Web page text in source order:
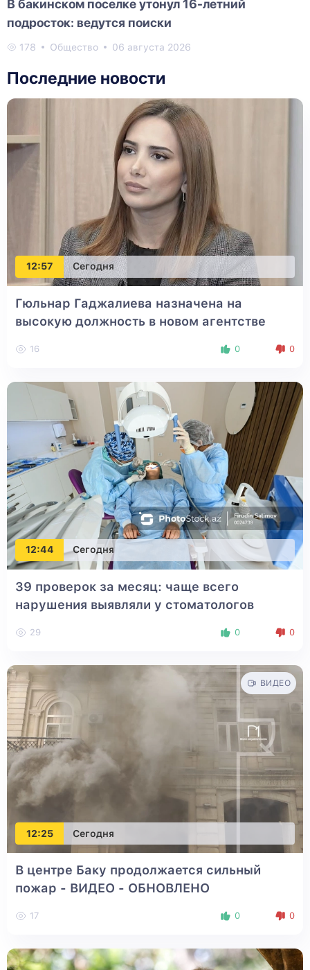
В бакинском поселке утонул 16-летний
подросток: ведутся поиски
178 Общество 06 августа 2026
Последние новости
12:57 Сегодня
Гюльнар Гаджалиева назначена на
высокую должность в новом агентстве
16 0 0
12:44 Сегодня
39 проверок за месяц: чаще всего
нарушения выявляли у стоматологов
29 0 0
12:25 Сегодня
ВИДЕО
В центре Баку продолжается сильный
пожар - ВИДЕО - ОБНОВЛЕНО
17 0 0